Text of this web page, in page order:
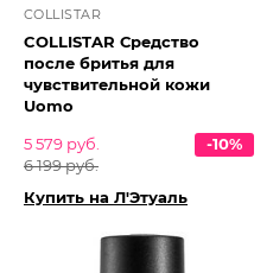
COLLISTAR
COLLISTAR Средство
после бритья для
чувствительной кожи
Uomo
5 579 руб.
6 199 руб.
-10%
Купить на Л'Этуаль